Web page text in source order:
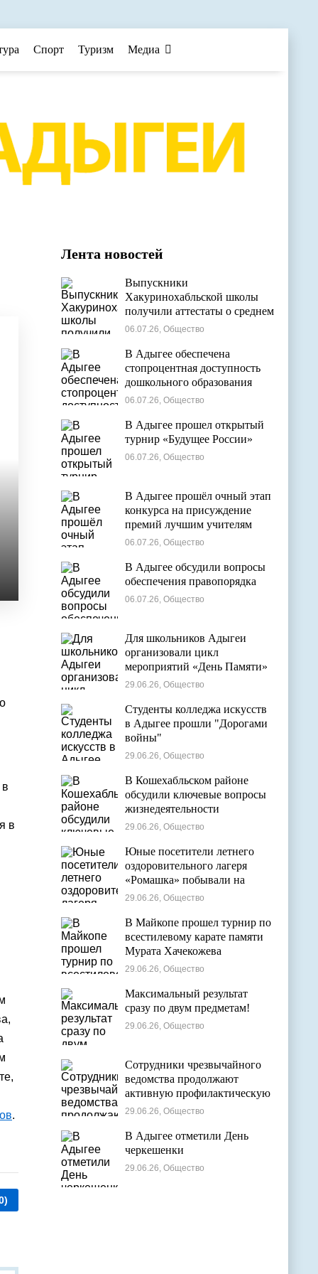
Спорт Туризм Медиа
в
.
Лента новостей
Выпускники
Хакуринохабльской школы
получили аттестаты о среднем
общем образовании
06.07.26, Общество
В Адыгее обеспечена
стопроцентная доступность
дошкольного образования
06.07.26, Общество
В Адыгее прошел открытый
турнир «Будущее России»
06.07.26, Общество
В Адыгее прошёл очный этап
конкурса на присуждение
премий лучшим учителям
06.07.26, Общество
В Адыгее обсудили вопросы
обеспечения правопорядка
06.07.26, Общество
Для школьников Адыгеи
организовали цикл
мероприятий «День Памяти»
29.06.26, Общество
Студенты колледжа искусств
в Адыгее прошли "Дорогами
войны"
29.06.26, Общество
В Кошехабльском районе
обсудили ключевые вопросы
жизнедеятельности
муниципалитета
29.06.26, Общество
Юные посетители летнего
оздоровительного лагеря
«Ромашка» побывали на
экскурсии в Дондуковском
29.06.26, Общество
В Майкопе прошел турнир по
всестилевому карате памяти
Мурата Хачекожева
29.06.26, Общество
Максимальный результат
сразу по двум предметам!
29.06.26, Общество
Сотрудники чрезвычайного
ведомства продолжают
активную профилактическую
деятельность в детских
29.06.26, Общество
В Адыгее отметили День
черкешенки
29.06.26, Общество